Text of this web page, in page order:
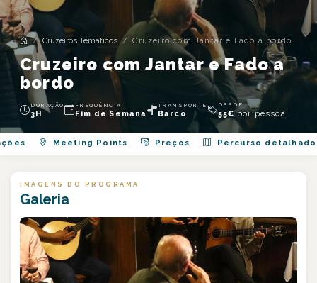
Cruzeiros Temáticos Cruzeiro com Jantar e Fado a bordo
Cruzeiro com Jantar e Fado a
bordo
DURAÇÃO
3H
FREQUÊNCIA
Fim de Semana
TRANSPORTE
Barco
DESDE
55€por pessoa
Meeting Points Preços Percurso detalhado
IMAGENS DO PROGRAMA
Galeria